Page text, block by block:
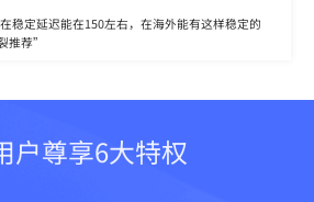
稳定延迟能在150左右，在海外能有这样稳定的
推荐”
户尊享6大特权